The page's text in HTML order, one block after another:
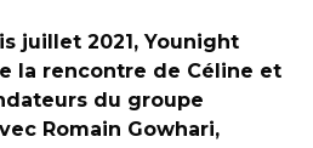
juillet 2021, Younight
la rencontre de Céline et
du groupe
Romain Gowhari,